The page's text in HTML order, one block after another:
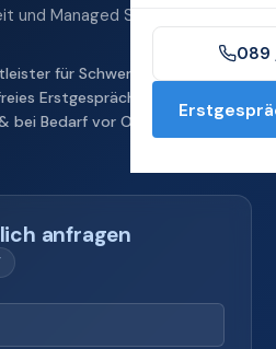
089
und Managed Services.
für Schwerin
Erstgespräch
bei Bedarf vor Ort
anfragen